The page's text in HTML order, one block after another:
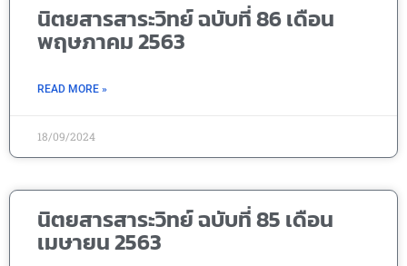
นิตยสารสาระวิทย์ ฉบับที่ 86 เดือน
พฤษภาคม 2563
READ MORE »
18/09/2024
นิตยสารสาระวิทย์ ฉบับที่ 85 เดือน
เมษายน 2563